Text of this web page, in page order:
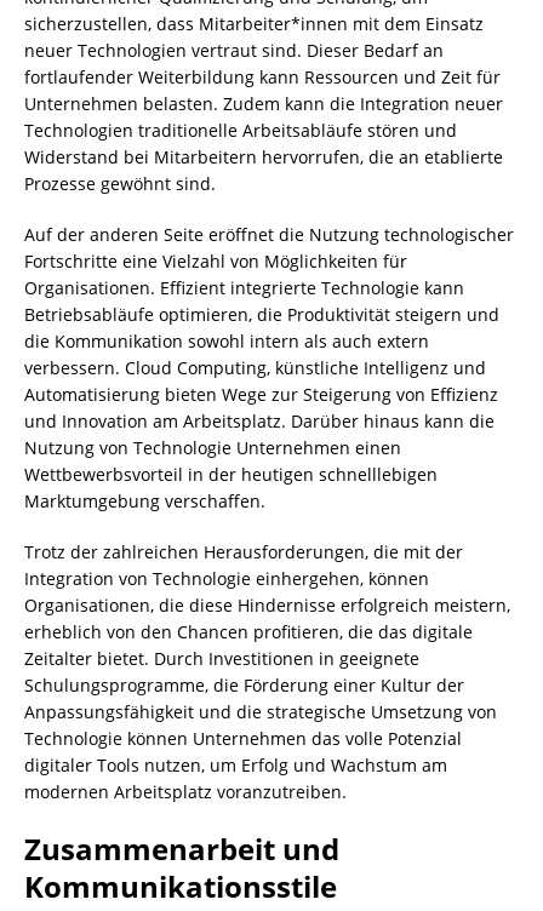
sicherzustellen, dass Mitarbeiter*innen mit dem Einsatz
neuer Technologien vertraut sind. Dieser Bedarf an
fortlaufender Weiterbildung kann Ressourcen und Zeit für
Unternehmen belasten. Zudem kann die Integration neuer
Technologien traditionelle Arbeitsabläufe stören und
Widerstand bei Mitarbeitern hervorrufen, die an etablierte
Prozesse gewöhnt sind.
Auf der anderen Seite eröffnet die Nutzung technologischer
Fortschritte eine Vielzahl von Möglichkeiten für
Organisationen. Effizient integrierte Technologie kann
Betriebsabläufe optimieren, die Produktivität steigern und
die Kommunikation sowohl intern als auch extern
verbessern. Cloud Computing, künstliche Intelligenz und
Automatisierung bieten Wege zur Steigerung von Effizienz
und Innovation am Arbeitsplatz. Darüber hinaus kann die
Nutzung von Technologie Unternehmen einen
Wettbewerbsvorteil in der heutigen schnelllebigen
Marktumgebung verschaffen.
Trotz der zahlreichen Herausforderungen, die mit der
Integration von Technologie einhergehen, können
Organisationen, die diese Hindernisse erfolgreich meistern,
erheblich von den Chancen profitieren, die das digitale
Zeitalter bietet. Durch Investitionen in geeignete
Schulungsprogramme, die Förderung einer Kultur der
Anpassungsfähigkeit und die strategische Umsetzung von
Technologie können Unternehmen das volle Potenzial
digitaler Tools nutzen, um Erfolg und Wachstum am
modernen Arbeitsplatz voranzutreiben.
Zusammenarbeit und
Kommunikationsstile